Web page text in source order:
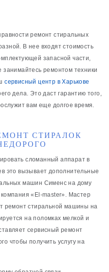
ремонт стиральных
В нее входят стоимость
запасной части,
ремонтом техники
сервисный центр в Харькове
дела. Это даст гарантию того,
вам еще долгое время.
СТИРАЛОК
сломанный аппарат в
это вызывает дополнительные
машин Сименс на дому
«El-master». Мастер
ремонт стиральной машины на
на поломках мелкой и
сервисный ремонт
чтобы получить услугу на